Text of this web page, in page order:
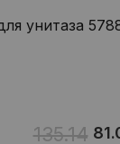
унитаза
135.14